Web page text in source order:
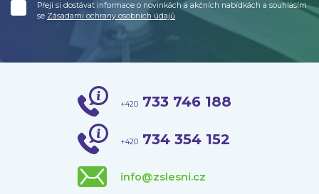
Přeji si dostávat informace o novinkách a akčních nabídkách a souhlasím
se Zásadami ochrany osobních údajů
+420 733 746 188
+420 734 354 152
info@zslesni.cz